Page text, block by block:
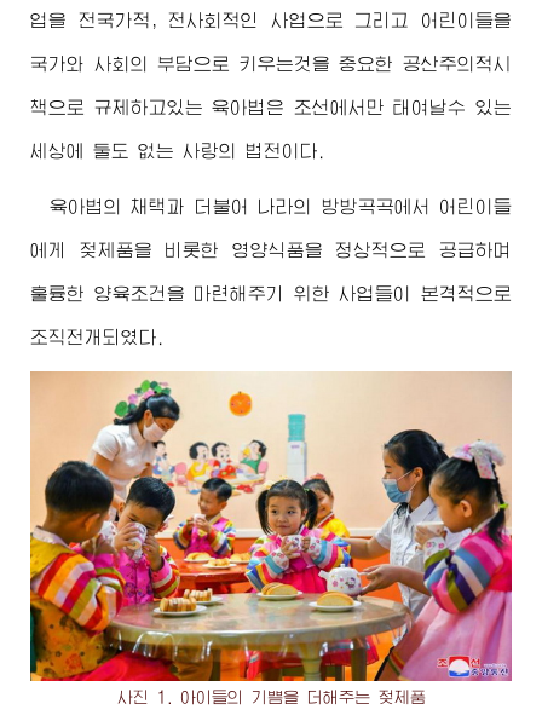
업을 전국가적, 전사회적인 사업으로 그리고 어린이들을
국가와 사회의 부담으로 키우는것을 중요한 공산주의적시
책으로 규제하고있는 육아법은 조선에서만 태여날수 있는
세상에 둘도 없는 사랑의 법전이다.
육아법의 채택과 더불어 나라의 방방곡곡에서 어린이들
에게 젖제품을 비롯한 영양식품을 정상적으로 공급하며
훌륭한 양육조건을 마련해주기 위한 사업들이 본격적으로
조직전개되였다.
사진 1. 아이들의 기쁨을 더해주는 젖제품